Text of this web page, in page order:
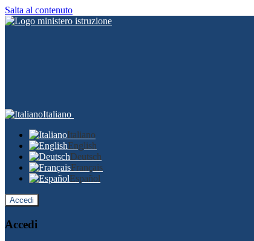
Salta al contenuto
Italiano
Italiano
English
Deutsch
Français
Español
Accedi
Accedi